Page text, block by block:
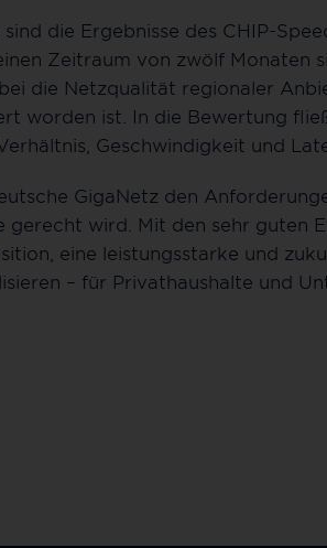
die Ergebnisse des CHIP-
Zeitraum von zwölf Monaten
die Netzqualität regionaler
worden ist. In die Bewertung
Geschwindigkeit und
GigaNetz den
gerecht wird. Mit den sehr guten
eine leistungsstarke und
– für Privathaushalte und